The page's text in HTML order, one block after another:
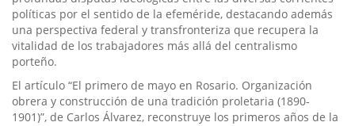
políticas por el sentido de la efeméride, destacando además
una perspectiva federal y transfronteriza que recupera la
vitalidad de los trabajadores más allá del centralismo
porteño.
El artículo “El primero de mayo en Rosario. Organización
obrera y construcción de una tradición proletaria (1890-
1901)”, de Carlos Álvarez, reconstruye los primeros años de la